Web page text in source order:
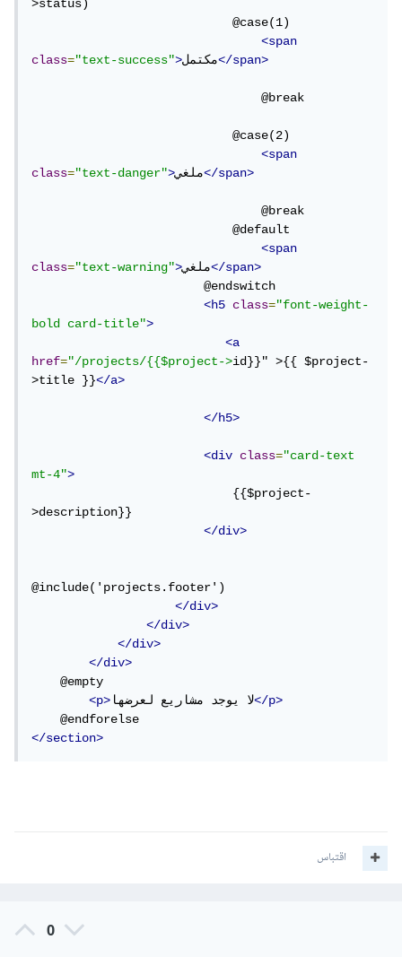
>status)
                            @case(1)
<span
class="text-success">مكتمل</span>
                                @break
                            @case(2)
<span
class="text-danger">ملغي</span>
                                @break
                            @default
<span
class="text-warning">ملغي</span>
                        @endswitch
<h5
class="font-weight-
bold card-title">
<a
href="/projects/{{$project->id}}" >{{ $project-
>title }}</a>
</h5>
<div class="card-text
mt-4">
                            {{$project-
>description}}
</div>
@include('projects.footer')
</div>
</div>
</div>
</div>
    @empty
<p> لا يوجد مشاريع لعرضها</p>
</section>
اقتباس
0